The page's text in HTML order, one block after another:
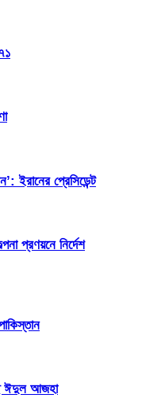
ইরানের প্রেসিডেন্ট
প্রণয়নে নির্দেশ
ঈদুল আজহা